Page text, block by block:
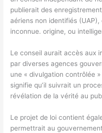
publierait des
aériens non identifiés (UAP),
inconnue. origine, ou
Le conseil aurait accès aux
par diverses agences
une « divulgation contrôlée
signifie qu’il suivrait un
révélation de la vérité au
Le projet de loi contient
permettrait au